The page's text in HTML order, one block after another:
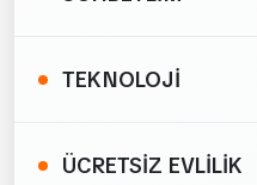
TEKNOLOJİ
ÜCRETSİZ EVLİLİK